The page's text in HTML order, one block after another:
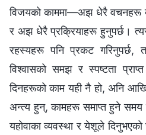
विजयको काममा—अझ धेरै वचनहरू
र अझ धेरै प्रक्रियाहरू हुनुपर्छ।
रहस्यहरू पनि प्रकट गरिनुपर्छ,
विश्‍वासको समझ र स्पष्टता
दिनहरूको काम यही नै हो, अनि
अन्त्य हुन्, कामहरू समाप्त हुने
यहोवाका व्यवस्था र येशूले दिनुभएको